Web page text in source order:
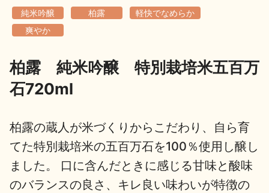
歳時記
地酒川柳 地酒小説
純米吟醸 柏露
軽快でなめらか
爽やか
柏露 純米吟醸 特別栽培米五百万
石720ml
柏露の蔵人が米づくりからこだわり、自ら育
てた特別栽培米の五百万石を100％使用し醸し
ました。 口に含んだときに感じる甘味と酸味
のバランスの良さ、キレ良い味わいが特徴の